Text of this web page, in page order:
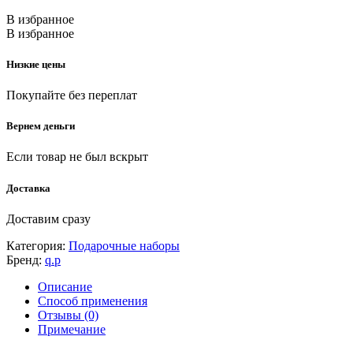
В избранное
В избранное
Низкие цены
Покупайте без переплат
Вернем деньги
Если товар не был вскрыт
Доставка
Доставим сразу
Категория: Подарочные наборы
Бренд: q.p
Описание
Способ применения
Отзывы (0)
Примечание